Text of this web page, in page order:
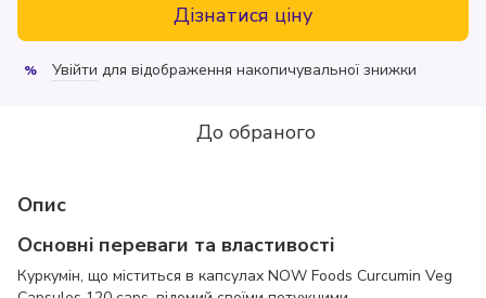
Дізнатися ціну
% Увійти для відображення накопичувальної знижки
До обраного
Опис
Основні переваги та властивості
Куркумін, що міститься в капсулах NOW Foods Curcumin Veg